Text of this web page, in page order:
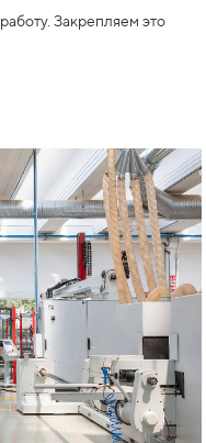
Закрепляем это